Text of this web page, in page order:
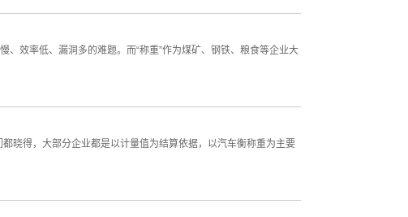
、效率低、漏洞多的难题。而“称重”作为煤矿、钢铁、粮食等企业大
晓得，大部分企业都是以计量值为结算依据，以汽车衡称重为主要